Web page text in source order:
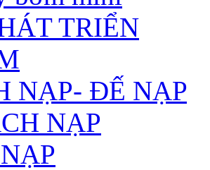
TRIỂN
NẠP- ĐẾ NẠP
NẠP